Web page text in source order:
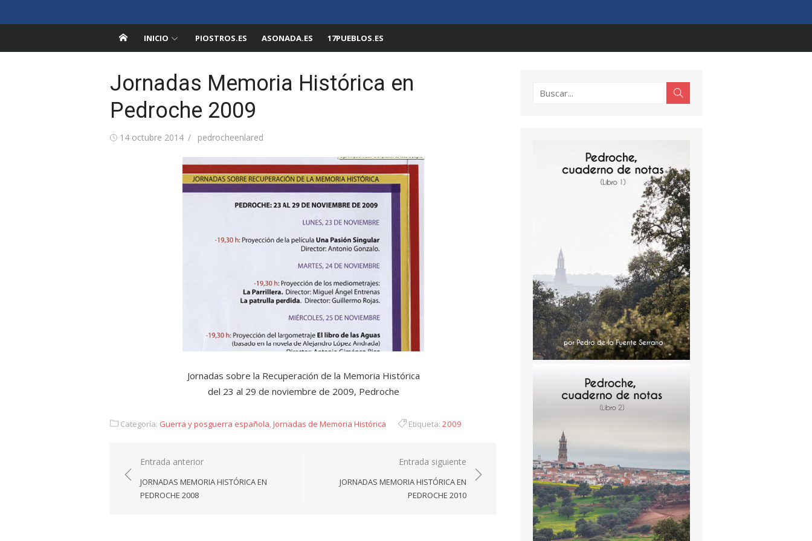
al
Pedroche en la Red
Información sobre Pedroche, Córdoba
INICIO
PIOSTROS.ES ASONADA.ES 17PUEBLOS.ES
Jornadas Memoria Histórica en
Pedroche 2009
Publicada
14 octubre 2014 Autor
pedrocheenlared
Jornadas sobre la Recuperación de la Memoria Histórica
del 23 al 29 de noviembre de 2009, Pedroche
Categoría: Guerra y posguerra española,Jornadas de Memoria Histórica Etiqueta: 2009
Navegación
de
entradas
Entrada anterior
JORNADAS MEMORIA HISTÓRICA EN
PEDROCHE 2008
Entrada siguiente
JORNADAS MEMORIA HISTÓRICA EN
PEDROCHE 2010
Buscar: